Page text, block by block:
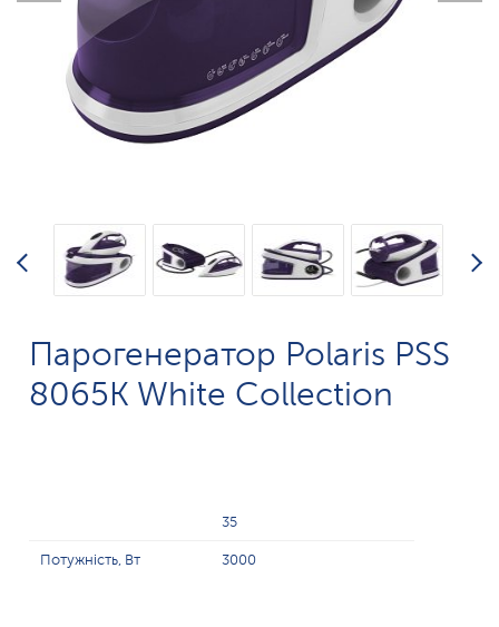
Парогенератор Polaris PSS
8065K White Collection
35
Потужність, Вт 3000